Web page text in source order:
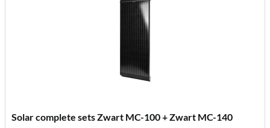
Solar complete sets Zwart MC-100 + Zwart MC-140